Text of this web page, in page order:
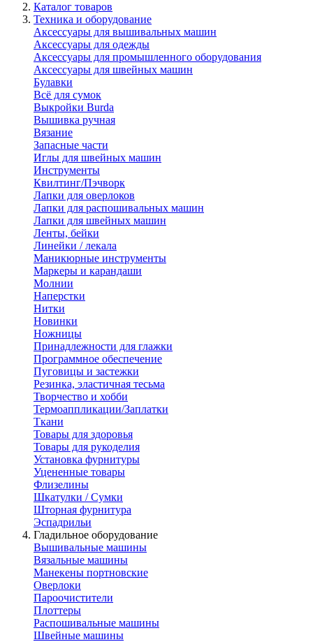
Каталог товаров
Техника и оборудование
Аксессуары для вышивальных машин
Аксессуары для одежды
Аксессуары для промышленного оборудования
Аксессуары для швейных машин
Булавки
Всё для сумок
Выкройки Burda
Вышивка ручная
Вязание
Запасные части
Иглы для швейных машин
Инструменты
Квилтинг/Пэчворк
Лапки для оверлоков
Лапки для распошивальных машин
Лапки для швейных машин
Ленты, бейки
Линейки / лекала
Маникюрные инструменты
Маркеры и карандаши
Молнии
Наперстки
Нитки
Новинки
Ножницы
Принадлежности для глажки
Программное обеспечение
Пуговицы и застежки
Резинка, эластичная тесьма
Творчество и хобби
Термоаппликации/Заплатки
Ткани
Товары для здоровья
Товары для рукоделия
Установка фурнитуры
Уцененные товары
Флизелины
Шкатулки / Сумки
Шторная фурнитура
Эспадрильи
Гладильное оборудование
Вышивальные машины
Вязальные машины
Манекены портновские
Оверлоки
Пароочистители
Плоттеры
Распошивальные машины
Швейные машины